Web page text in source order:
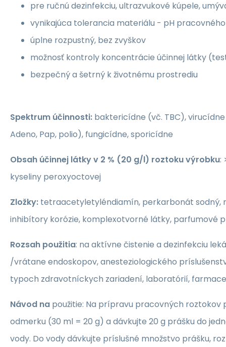
pre ručnú dezinfekciu, ultrazvukové kúpele,
vynikajúca tolerancia materiálu - pH
úplne rozpustný, bez zvyškov
možnosť kontroly koncentrácie účinnej látky
bezpečný a šetrný k životnému prostrediu
Spektrum účinnosti: baktericídne (vč. TBC), virucídne
Adeno, Pap, polio), fungicídne, sporicídne
Obsah účinnej látky v 2 % (20 g/l) roztoku výrobku:
kyseliny peroxyoctovej
Zložky: tetraacetyletyléndiamín, perkarbonát sodný,
inhibítory korózie, komplexotvorné látky, parfumové
Rozsah použitia: na aktívne čistenie a dezinfekciu
/vrátane endoskopov, anesteziologického
typoch zdravotníckych zariadení, laboratórií,
Návod na použitie: Na prípravu pracovných roztokov
odmerku (30 ml = 20 g) a dávkujte 20 g prášku do
vody. Do vody dávkujte príslušné množstvo prášku,